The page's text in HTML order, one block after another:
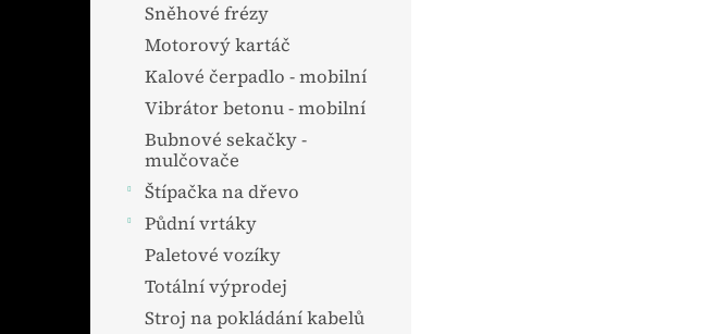
Sněhové frézy
Motorový kartáč
Kalové čerpadlo - mobilní
Vibrátor betonu - mobilní
Bubnové sekačky -
mulčovače
Štípačka na dřevo
Půdní vrtáky
Paletové vozíky
Totální výprodej
Stroj na pokládání kabelů